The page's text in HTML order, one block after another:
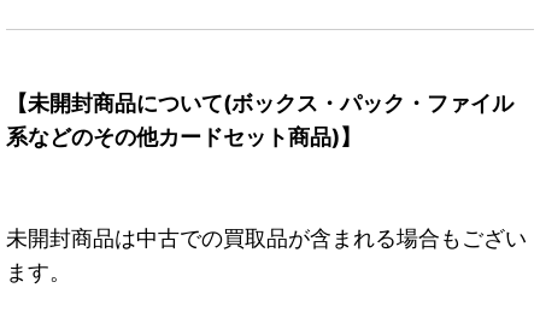
【未開封商品について(ボックス・パック・ファイル
系などのその他カードセット商品)】
未開封商品は中古での買取品が含まれる場合もござい
ます。